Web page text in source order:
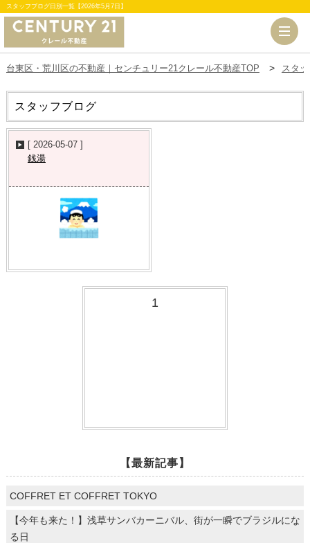
スタッフブログ日別一覧【2026年5月7日】
台東区・荒川区の不動産｜センチュリー21クレール不動産TOP スタ
スタッフブログ
[ 2026-05-07 ]
銭湯
1
【最新記事】
COFFRET ET COFFRET TOKYO
【今年も来た！】浅草サンバカーニバル、街が一瞬でブラジルにな
る日